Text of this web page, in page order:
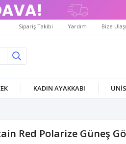
Sipariş Takibi Yardım Bize
KADIN AYAKKABI
Red Polarize Güneş